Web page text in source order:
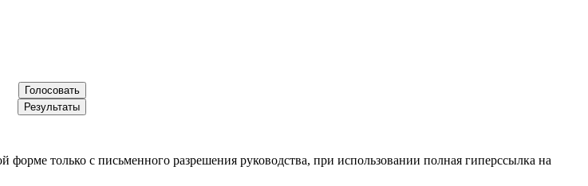
только с письменного разрешения руководства, при использовании полная гиперссылка на